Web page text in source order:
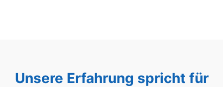
Unsere Erfahrung spricht für